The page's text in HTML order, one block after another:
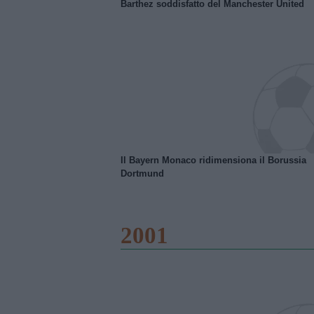
Barthez soddisfatto del Manchester United
Il Bayern Monaco ridimensiona il Borussia
Dortmund
2001